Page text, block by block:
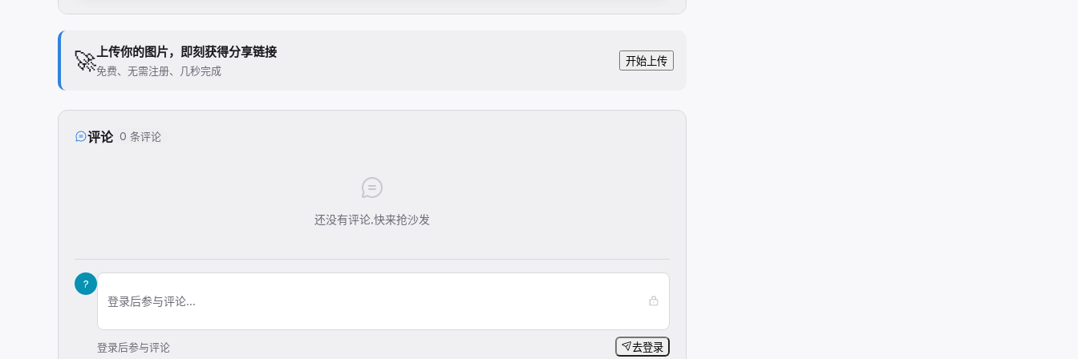
🚀上传你的图片，即刻获得分享链接
免费、无需注册、几秒完成
开始上传
评论 0 条评论
还没有评论,快来抢沙发
?
登录后参与评论...
登录后参与评论 去登录